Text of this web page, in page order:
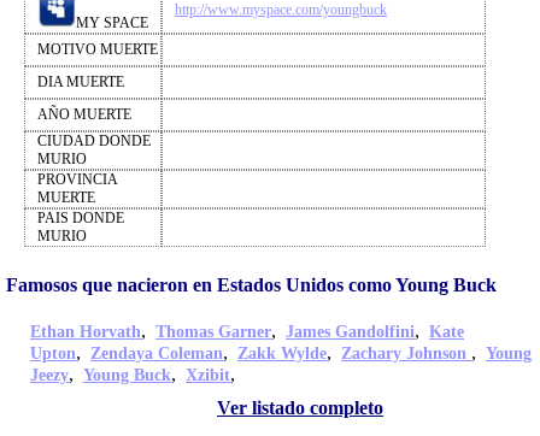
MY SPACE
http://www.myspace.com/youngbuck
MOTIVO MUERTE
DIA MUERTE
AÑO MUERTE
CIUDAD DONDE
MURIO
PROVINCIA
MUERTE
PAIS DONDE
MURIO
Famosos que nacieron en Estados Unidos como Young Buck
Ethan Horvath, Thomas Garner, James Gandolfini, Kate
Upton, Zendaya Coleman, Zakk Wylde, Zachary Johnson , Young
Jeezy, Young Buck, Xzibit,
Ver listado completo